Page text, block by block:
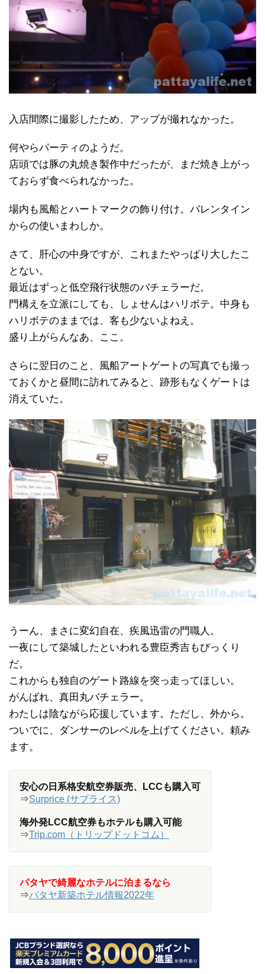
入店間際に撮影したため、アップが撮れなかった。
何やらパーティのようだ。
店頭では豚の丸焼き製作中だったが、まだ焼き上がっ
ておらず食べられなかった。
場内も風船とハートマークの飾り付け。バレンタイン
からの使いまわしか。
さて、肝心の中身ですが、これまたやっぱり大したこ
とない。
最近はずっと低空飛行状態のバチェラーだ。
門構えを立派にしても、しょせんはハリボテ。中身も
ハリボテのままでは、客も少ないよねえ。
盛り上がらんなあ、ここ。
さらに翌日のこと、風船アートゲートの写真でも撮っ
ておくかと昼間に訪れてみると、跡形もなくゲートは
消えていた。
うーん、まさに変幻自在、疾風迅雷の門職人。
一夜にして築城したといわれる豊臣秀吉もびっくり
だ。
これからも独自のゲート路線を突っ走ってほしい。
がんばれ、真田丸バチェラー。
わたしは陰ながら応援しています。ただし、外から。
ついでに、ダンサーのレベルを上げてください。頼み
ます。
安心の日系格安航空券販売、LCCも購入可
⇒Surprice (サプライス)
海外発LCC航空券もホテルも購入可能
⇒Trip.com（トリップドットコム）
パタヤで綺麗なホテルに泊まるなら
⇒パタヤ新築ホテル情報2022年